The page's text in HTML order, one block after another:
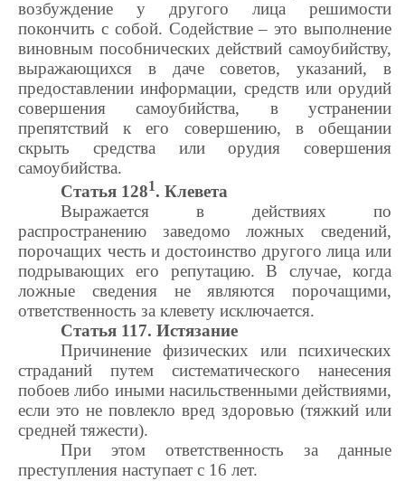
возбуждение у другого лица решимости
покончить с собой. Содействие – это выполнение
виновным пособнических действий самоубийству,
выражающихся в даче советов, указаний, в
предоставлении информации, средств или орудий
совершения самоубийства, в устранении
препятствий к его совершению, в обещании
скрыть средства или орудия совершения
самоубийства.
Статья 1281. Клевета
Выражается в действиях по
распространению заведомо ложных сведений,
порочащих честь и достоинство другого лица или
подрывающих его репутацию. В случае, когда
ложные сведения не являются порочащими,
ответственность за клевету исключается.
Статья 117. Истязание
Причинение физических или психических
страданий путем систематического нанесения
побоев либо иными насильственными действиями,
если это не повлекло вред здоровью (тяжкий или
средней тяжести).
При этом ответственность за данные
преступления наступает с 16 лет.